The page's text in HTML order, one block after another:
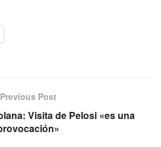
Previous Post
Visita de Pelosi «es una